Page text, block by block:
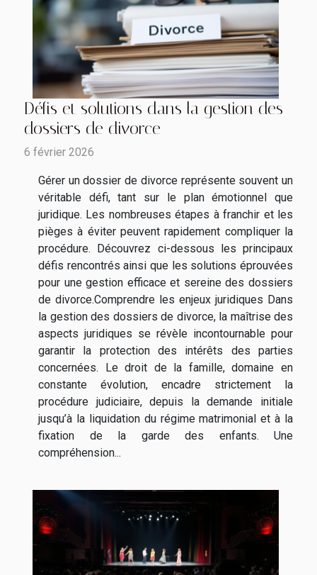
Défis et solutions dans la gestion des
dossiers de divorce
6 février 2026
Gérer un dossier de divorce représente souvent un
véritable défi, tant sur le plan émotionnel que
juridique. Les nombreuses étapes à franchir et les
pièges à éviter peuvent rapidement compliquer la
procédure. Découvrez ci-dessous les principaux
défis rencontrés ainsi que les solutions éprouvées
pour une gestion efficace et sereine des dossiers
de divorce.Comprendre les enjeux juridiques Dans
la gestion des dossiers de divorce, la maîtrise des
aspects juridiques se révèle incontournable pour
garantir la protection des intérêts des parties
concernées. Le droit de la famille, domaine en
constante évolution, encadre strictement la
procédure judiciaire, depuis la demande initiale
jusqu’à la liquidation du régime matrimonial et à la
fixation de la garde des enfants. Une
compréhension...